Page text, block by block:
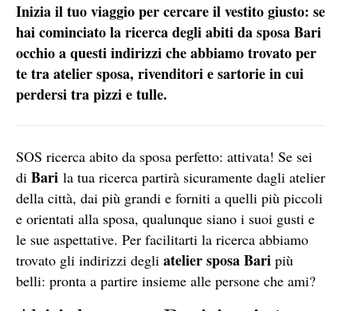
Inizia il tuo viaggio per cercare il vestito giusto: se
hai cominciato la ricerca degli abiti da sposa Bari
occhio a questi indirizzi che abbiamo trovato per
te tra atelier sposa, rivenditori e sartorie in cui
perdersi tra pizzi e tulle.
SOS ricerca abito da sposa perfetto: attivata! Se sei
di Bari la tua ricerca partirà sicuramente dagli atelier
della città, dai più grandi e forniti a quelli più piccoli
e orientati alla sposa, qualunque siano i suoi gusti e
le sue aspettative. Per facilitarti la ricerca abbiamo
trovato gli indirizzi degli atelier sposa Bari più
belli: pronta a partire insieme alle persone che ami?